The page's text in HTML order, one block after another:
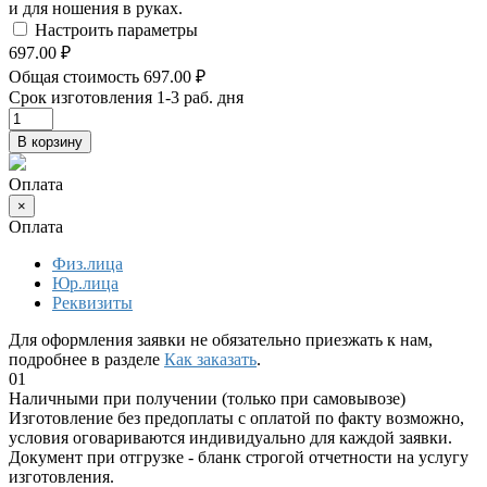
и для ношения в руках.
Настроить параметры
697.00 ₽
Общая стоимость 697.00 ₽
Срок изготовления 1-3 раб. дня
В корзину
Оплата
×
Оплата
Физ.лица
Юр.лица
Реквизиты
Для оформления заявки не обязательно приезжать к нам,
подробнее в разделе Как заказать.
01
Наличными при получении (только при самовывозе)
Изготовление без предоплаты с оплатой по факту возможно,
условия оговариваются индивидуально для каждой заявки.
Документ при отгрузке - бланк строгой отчетности на услугу
изготовления.